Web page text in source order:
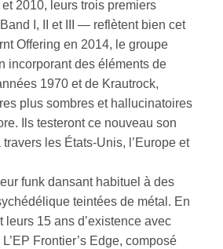
et 2010, leurs trois premiers
I, II et III — reflètent bien cet
Offering en 2014, le groupe
incorporant des éléments de
1970 et de Krautrock,
plus sombres et hallucinatoires
Ils testeront ce nouveau son
travers les États-Unis, l’Europe et
funk dansant habituel à des
teintées de métal. En
leurs 15 ans d’existence avec
Frontier’s Edge, composé